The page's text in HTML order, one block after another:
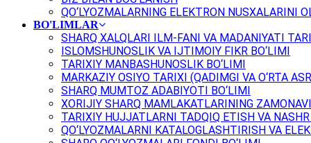
QO‘LYOZMALARNING ELEKTRON NUSXALARINI
BO'LIMLAR
SHARQ XALQLARI ILM-FANI VA MADANIYATI
ISLOMSHUNOSLIK VA IJTIMOIY FIKR BO‘LIMI
TARIXIY MANBASHUNOSLIK BO‘LIMI
MARKAZIY OSIYO TARIXI (QADIMGI VA O‘RTA
SHARQ MUMTOZ ADABIYOTI BO‘LIMI
XORIJIY SHARQ MAMLAKATLARINING
TARIXIY HUJJATLARNI TADQIQ ETISH VA
QO‘LYOZMALARNI KATALOGLASHTIRISH VA